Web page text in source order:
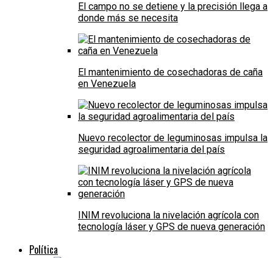
El campo no se detiene y la precisión llega a
donde más se necesita
El mantenimiento de cosechadoras de caña
en Venezuela
Nuevo recolector de leguminosas impulsa la
seguridad agroalimentaria del país
INIM revoluciona la nivelación agrícola con
tecnología láser y GPS de nueva generación
Política